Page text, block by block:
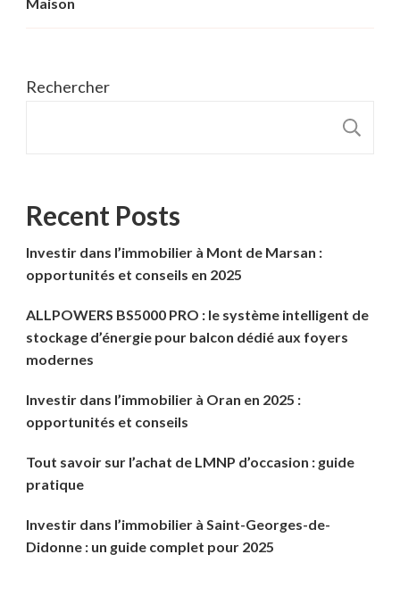
Rechercher
Recent Posts
Investir dans l’immobilier à Mont de Marsan :
opportunités et conseils en 2025
ALLPOWERS BS5000 PRO : le système intelligent de
stockage d’énergie pour balcon dédié aux foyers
modernes
Investir dans l’immobilier à Oran en 2025 :
opportunités et conseils
Tout savoir sur l’achat de LMNP d’occasion : guide
pratique
Investir dans l’immobilier à Saint-Georges-de-
Didonne : un guide complet pour 2025